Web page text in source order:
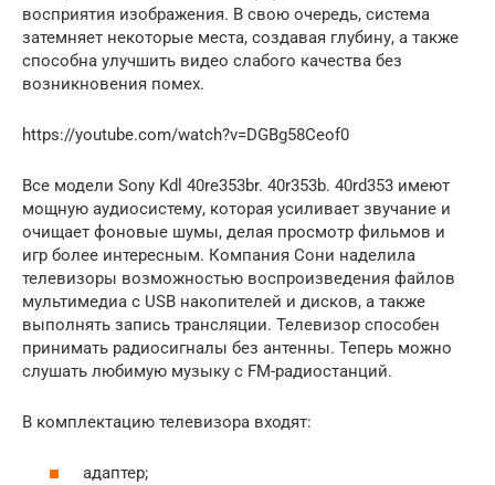
восприятия изображения. В свою очередь, система
затемняет некоторые места, создавая глубину, а также
способна улучшить видео слабого качества без
возникновения помех.
https://youtube.com/watch?v=DGBg58Ceof0
Все модели Sony Kdl 40re353br. 40r353b. 40rd353 имеют
мощную аудиосистему, которая усиливает звучание и
очищает фоновые шумы, делая просмотр фильмов и
игр более интересным. Компания Сони наделила
телевизоры возможностью воспроизведения файлов
мультимедиа с USB накопителей и дисков, а также
выполнять запись трансляции. Телевизор способен
принимать радиосигналы без антенны. Теперь можно
слушать любимую музыку с FM-радиостанций.
В комплектацию телевизора входят:
адаптер;